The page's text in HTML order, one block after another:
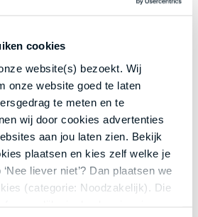
cookies
website(s) bezoekt. Wij
onze website goed te laten
te meten en te
wij door cookies advertenties
aan jou laten zien. Bekijk
plaatsen en kies zelf welke je
liever niet’? Dan plaatsen we
(categorie: Noodzakelijk). Die
foto's of video's maken op
inloggen op het netwerk en
documenten downloaden
regels voor álle
alleen voor de smartphone,